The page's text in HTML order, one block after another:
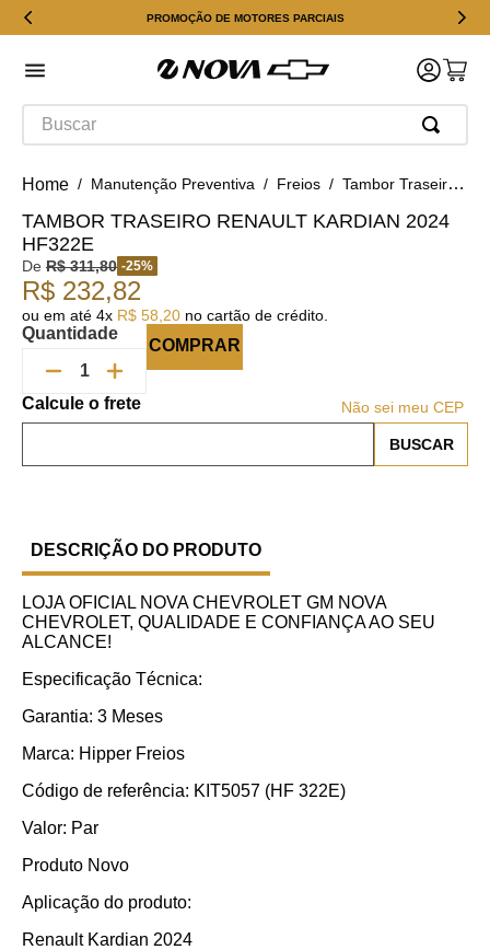
PROMOÇÃO DE MOTORES PARCIAIS
Buscar
Manutenção Preventiva Freios Tambor Traseiro Renault Kardian 2024 HF322E
TAMBOR TRASEIRO RENAULT KARDIAN 2024
HF322E
De R$ 311,80 -25%
R$ 232,82
ou em até 4x R$ 58 20 no cartão de crédito.
Quantidade
COMPRAR
Não sei meu CEP
DESCRIÇÃO DO PRODUTO
LOJA OFICIAL NOVA CHEVROLET GM NOVA
CHEVROLET, QUALIDADE E CONFIANÇA AO SEU
ALCANCE!
Especificação Técnica:
Garantia: 3 Meses
Marca: Hipper Freios
Código de referência: KIT5057 (HF 322E)
Valor: Par
Produto Novo
Aplicação do produto:
Renault Kardian 2024